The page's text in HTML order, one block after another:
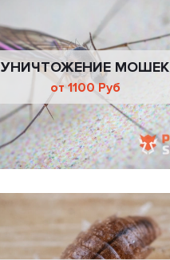
УНИЧТОЖЕНИЕ МОШЕК
от 1100 Руб